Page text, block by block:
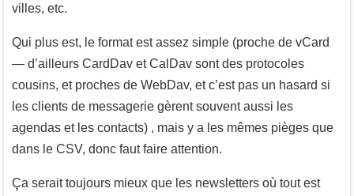
villes, etc.
Qui plus est, le format est assez simple (proche de vCard
— d’ailleurs CardDav et CalDav sont des protocoles
cousins, et proches de WebDav, et c’est pas un hasard si
les clients de messagerie gèrent souvent aussi les
agendas et les contacts) , mais y a les mêmes pièges que
dans le CSV, donc faut faire attention.
Ça serait toujours mieux que les newsletters où tout est